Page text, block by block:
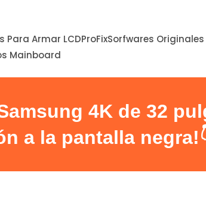
Para Armar LCDProFixSorfwares Originales
Mainboard
4K de 32
a la pantalla